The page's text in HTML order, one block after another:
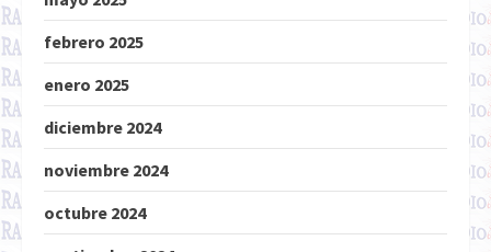
febrero 2025
enero 2025
diciembre 2024
noviembre 2024
octubre 2024